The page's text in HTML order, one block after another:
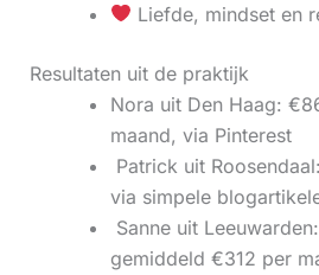
Liefde, mindset en
Resultaten uit de praktijk
Nora uit Den Haag:
maand, via Pinterest
Patrick uit
via simpele
Sanne uit
gemiddeld €312 per